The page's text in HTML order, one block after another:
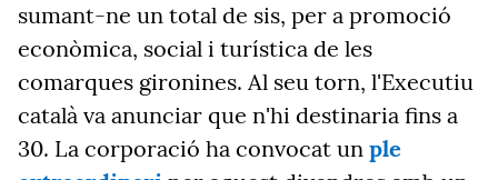
sumant-ne un total de sis, per a promoció
econòmica, social i turística de les
comarques gironines. Al seu torn, l'Executiu
català va anunciar que n'hi destinaria fins a
30. La corporació ha convocat un ple